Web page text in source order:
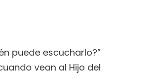
puede escucharlo?”
vean al Hijo del